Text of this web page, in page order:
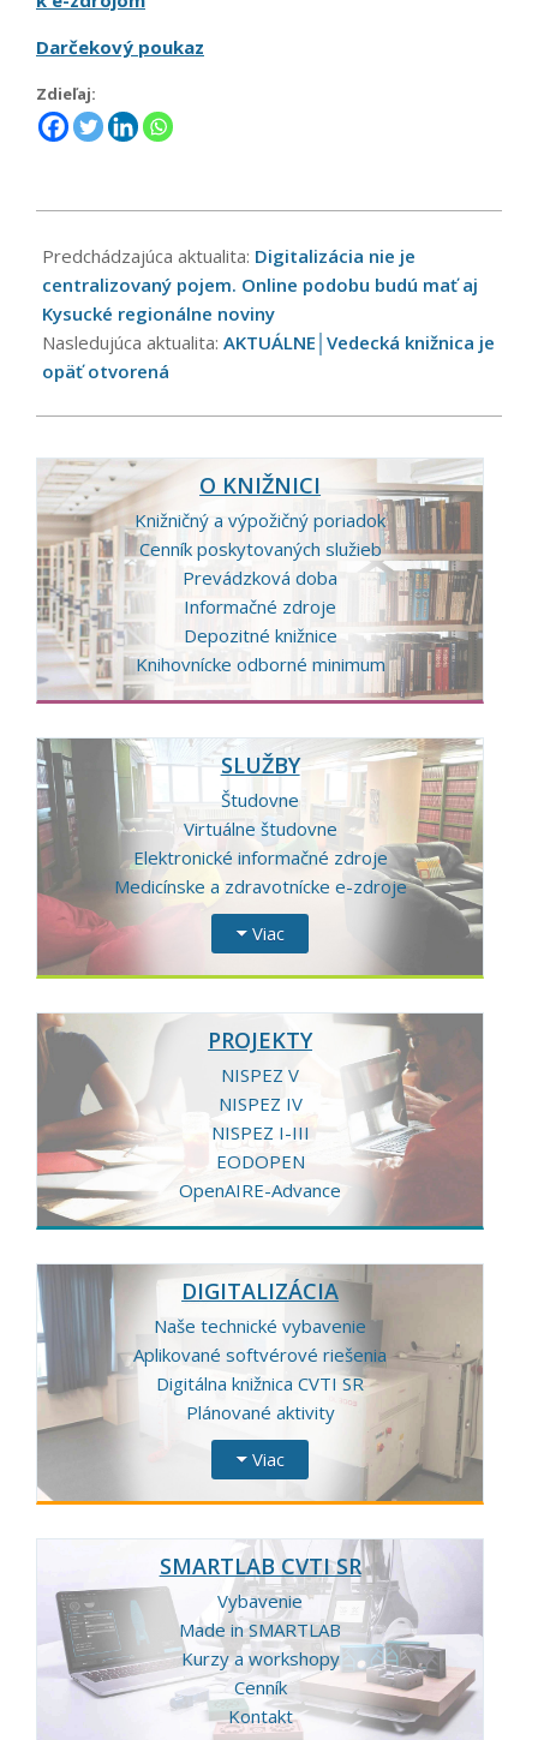
Darčekový poukaz
Zdieľaj:
12-
16
Predchádzajúca aktualita: Digitalizácia nie je
centralizovaný pojem. Online podobu budú mať aj
Kysucké regionálne noviny
Nasledujúca aktualita: AKTUÁLNE│Vedecká knižnica je
opäť otvorená
O KNIŽNICI
Knižničný a výpožičný poriadok
Cenník poskytovaných služieb
Prevádzková doba
Informačné zdroje
Depozitné knižnice
Knihovnícke odborné minimum
SLUŽBY
Študovne
Virtuálne študovne
Elektronické informačné zdroje
Medicínske a zdravotnícke e-zdroje
Viac
PROJEKTY
NISPEZ V
NISPEZ IV
NISPEZ I-III
EODOPEN
OpenAIRE-Advance
DIGITALIZÁCIA
Naše technické vybavenie
Aplikované softvérové riešenia
Digitálna knižnica CVTI SR
Plánované aktivity
Viac
SMARTLAB CVTI SR
Vybavenie
Made in SMARTLAB
Kurzy a workshopy
Cenník
Kontakt